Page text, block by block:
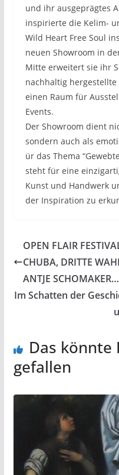
und ihr ausgeprägtes
inspirierte die Kelim-
Wild Heart Free Soul
neuen Showroom in
Mitte erweitert sie ihr
nachhaltig
einen Raum für
Events.
Der Showroom dient
sondern auch als
ür das Thema
steht für eine
Kunst und Handwerk
der Inspiration zu
OPEN FLAIR
CHUBA, DRITTE
ANTJE SCHOMAKER…
Im Schatten der
Das könnte
gefallen